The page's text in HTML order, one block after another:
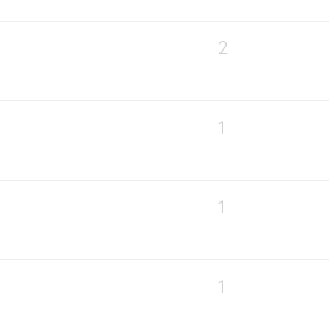
2
1
1
1